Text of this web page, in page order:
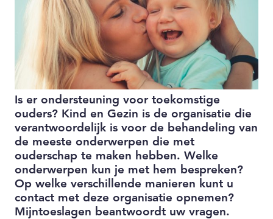
Is er ondersteuning voor toekomstige
ouders? Kind en Gezin is de organisatie die
verantwoordelijk is voor de behandeling van
de meeste onderwerpen die met
ouderschap te maken hebben. Welke
onderwerpen kun je met hem bespreken?
Op welke verschillende manieren kunt u
contact met deze organisatie opnemen?
Mijntoeslagen beantwoordt uw vragen.